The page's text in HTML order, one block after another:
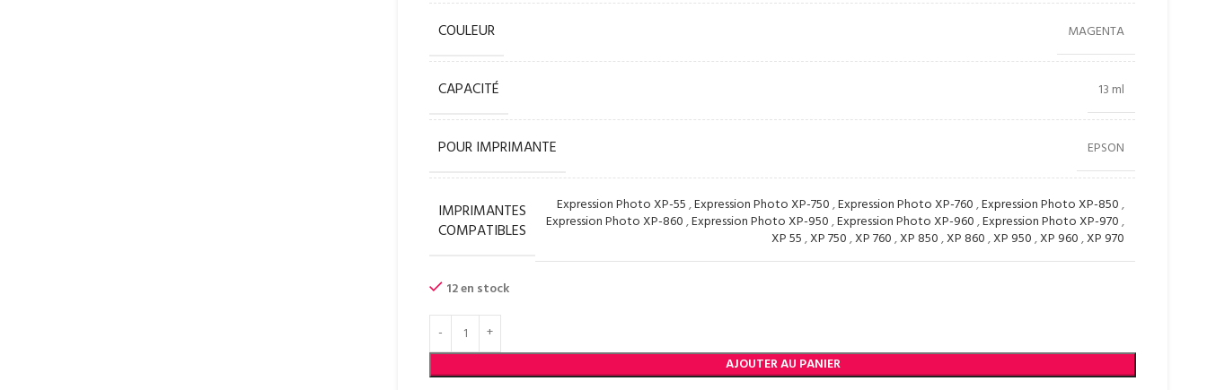
COULEUR MAGENTA
CAPACITÉ 13 ml
POUR IMPRIMANTE EPSON
IMPRIMANTES
COMPATIBLES
Expression Photo XP-55,Expression Photo XP-750,Expression Photo XP-760,Expression Photo XP-850,
Expression Photo XP-860,Expression Photo XP-950,Expression Photo XP-960,Expression Photo XP-970,
XP 55,XP 750,XP 760,XP 850,XP 860,XP 950,XP 960,XP 970
12 en stock
AJOUTER AU PANIER